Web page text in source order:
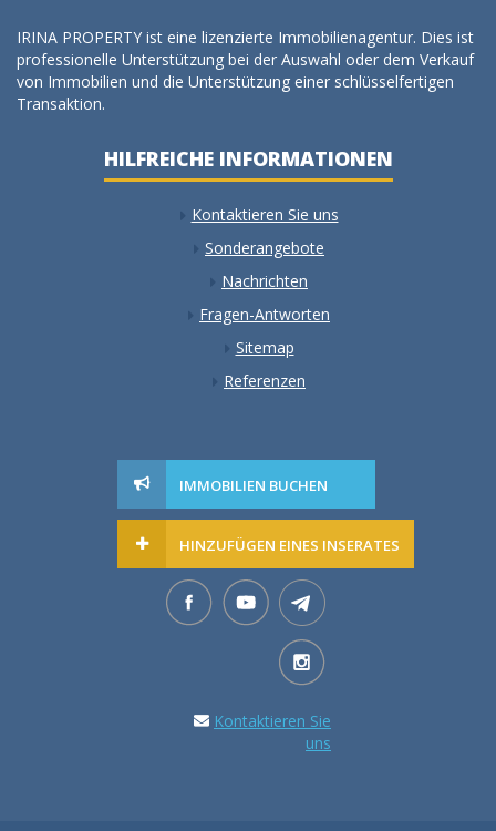
IRINA PROPERTY ist eine lizenzierte Immobilienagentur. Dies ist
professionelle Unterstützung bei der Auswahl oder dem Verkauf
von Immobilien und die Unterstützung einer schlüsselfertigen
Transaktion.
HILFREICHE INFORMATIONEN
Kontaktieren Sie uns
Sonderangebote
Nachrichten
Fragen-Antworten
Sitemap
Referenzen
IMMOBILIEN BUCHEN
HINZUFÜGEN EINES INSERATES
Kontaktieren Sie
uns